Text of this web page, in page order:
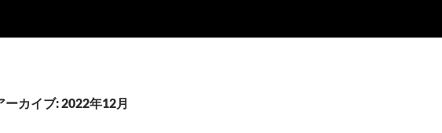
ーカイブ: 2022年12月